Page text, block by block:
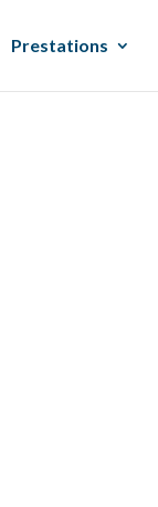
Prestations